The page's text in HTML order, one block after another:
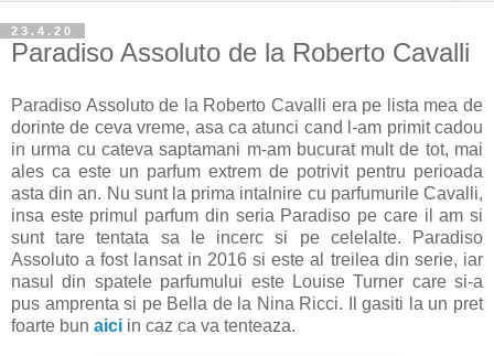
23.4.20
Paradiso Assoluto de la Roberto Cavalli
Paradiso Assoluto de la Roberto Cavalli era pe lista mea de
dorinte de ceva vreme, asa ca atunci cand l-am primit cadou
in urma cu cateva saptamani m-am bucurat mult de tot, mai
ales ca este un parfum extrem de potrivit pentru perioada
asta din an. Nu sunt la prima intalnire cu parfumurile Cavalli,
insa este primul parfum din seria Paradiso pe care il am si
sunt tare tentata sa le incerc si pe celelalte. Paradiso
Assoluto a fost lansat in 2016 si este al treilea din serie, iar
nasul din spatele parfumului este Louise Turner care si-a
pus amprenta si pe Bella de la Nina Ricci. Il gasiti la un pret
foarte bun aici in caz ca va tenteaza.